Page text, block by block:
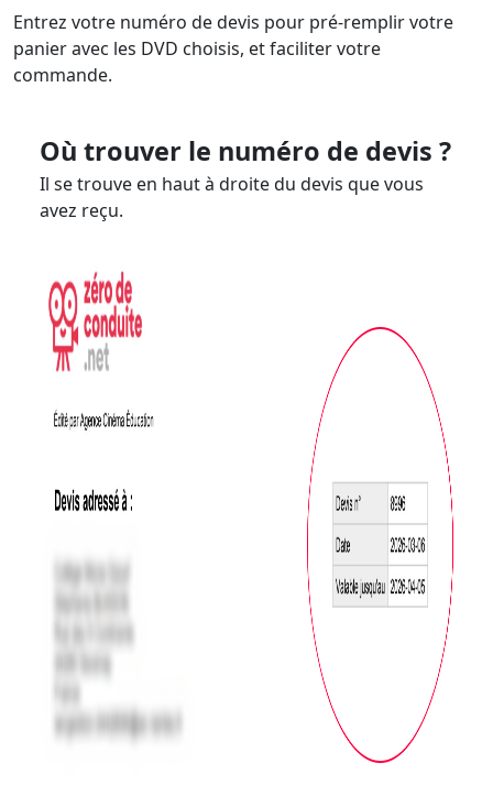
Entrez votre numéro de devis pour pré-remplir votre
panier avec les DVD choisis, et faciliter votre
commande.
Où trouver le numéro de devis ?
Il se trouve en haut à droite du devis que vous
avez reçu.